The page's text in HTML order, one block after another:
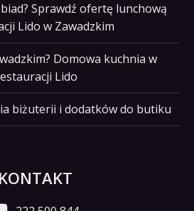
Sprawdź ofertę lunchową
Lido w Zawadzkim
Domowa kuchnia w
Lido
biżuterii i dodatków do butiku
KONTAKT